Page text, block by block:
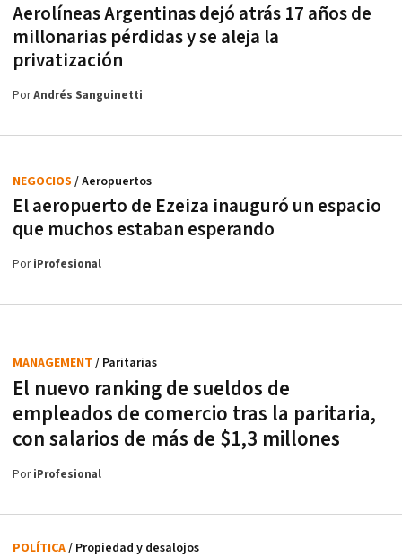
Aerolíneas Argentinas dejó atrás 17 años de
millonarias pérdidas y se aleja la
privatización
PorAndrés Sanguinetti
El aeropuerto de Ezeiza inauguró un espacio
que muchos estaban esperando
NEGOCIOS / Aeropuertos
PoriProfesional
El nuevo ranking de sueldos de
empleados de comercio tras la paritaria,
con salarios de más de $1,3 millones
MANAGEMENT / Paritarias
PoriProfesional
POLÍTICA/ Propiedad y desalojos